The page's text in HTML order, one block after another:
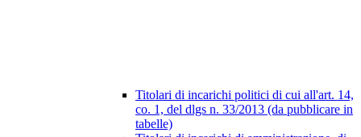
Titolari di incarichi politici di cui all'art. 14,
co. 1, del dlgs n. 33/2013 (da pubblicare in
tabelle)